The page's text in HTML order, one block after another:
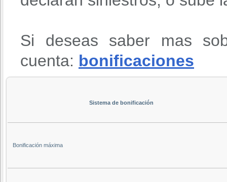
Si deseas saber mas
cuenta: bonificaciones
Sistema de bonificación
Bonificación máxima